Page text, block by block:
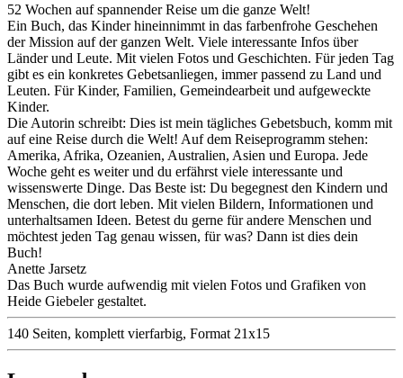
52 Wochen auf spannender Reise um die ganze Welt!
Ein Buch, das Kinder hin­­­einnimmt in das farbenfrohe Geschehen
der Mission auf der ganzen Welt. Viele interessante Infos über
Länder und Leute. Mit vielen Fotos und Geschichten. Für jeden Tag
gibt es ein konkretes Gebetsanliegen, immer passend zu Land und
Leuten. Für Kinder, Familien, Gemeindearbeit und aufgeweckte
Kinder.
Die Autorin schreibt: Dies ist mein tägliches Gebetsbuch, komm mit
auf eine Reise durch die Welt! Auf dem Reiseprogramm stehen:
Amerika, Afrika, Ozeanien, Australien, Asien und Europa. Jede
Woche geht es weiter und du erfährst viele interessante und
wissenswerte Dinge. Das Beste ist: Du begegnest den Kin­dern und
Menschen, die dort leben. Mit vielen Bildern, Informationen und
unterhaltsamen Ideen. Betest du gerne für andere Menschen und
möchtest jeden Tag genau wissen, für was? Dann ist dies dein
Buch!
Anette Jarsetz
Das Buch wurde aufwendig mit vielen Fotos und Grafiken von
Heide Giebeler gestaltet.
140 Seiten, komplett vierfarbig, Format 21x15